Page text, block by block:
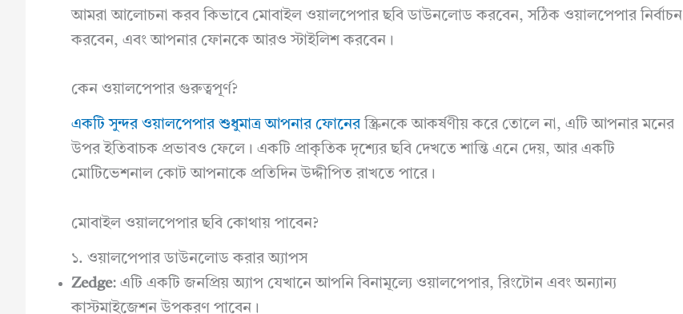
আমরা আলোচনা করব কিভাবে মোবাইল ওয়ালপেপার ছবি ডাউনলোড করবেন, সঠিক ওয়ালপেপার নির্বাচন
করবেন, এবং আপনার ফোনকে আরও স্টাইলিশ করবেন।
কেন ওয়ালপেপার গুরুত্বপূর্ণ?
একটি সুন্দর ওয়ালপেপার শুধুমাত্র আপনার ফোনের স্ক্রিনকে আকর্ষণীয় করে তোলে না, এটি আপনার মনের
উপর ইতিবাচক প্রভাবও ফেলে। একটি প্রাকৃতিক দৃশ্যের ছবি দেখতে শান্তি এনে দেয়, আর একটি
মোটিভেশনাল কোট আপনাকে প্রতিদিন উদ্দীপিত রাখতে পারে।
মোবাইল ওয়ালপেপার ছবি কোথায় পাবেন?
১. ওয়ালপেপার ডাউনলোড করার অ্যাপস
Zedge: এটি একটি জনপ্রিয় অ্যাপ যেখানে আপনি বিনামূল্যে ওয়ালপেপার, রিংটোন এবং অন্যান্য
কাস্টমাইজেশন উপকরণ পাবেন।